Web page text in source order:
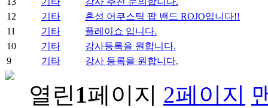
12
기타
혼성 어쿠스틱 팝 밴드 ROJO입니다!!
11
기타
플레이쇼 입니다.
10
기타
강사등록을 원합니다.
9
기타 강사 등록을 원합니다.
열린 1페이지 2페이지